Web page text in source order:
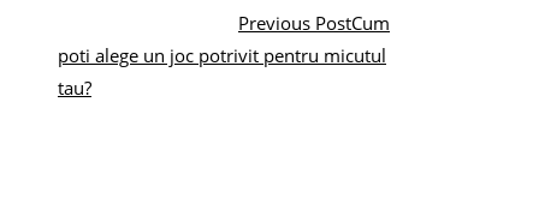
Previous PostCum
poti alege un joc potrivit pentru micutul
tau?